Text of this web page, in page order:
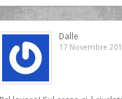
Dalle
17 Novembre